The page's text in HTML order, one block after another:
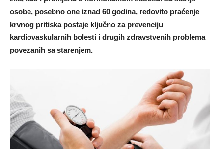
osobe, posebno one iznad 60 godina, redovito praćenje
krvnog pritiska postaje ključno za prevenciju
kardiovaskularnih bolesti i drugih zdravstvenih problema
povezanih sa starenjem.